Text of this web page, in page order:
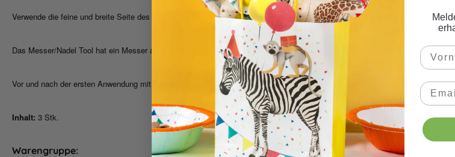
Verwende die feine und breite Seite des Quilting Tools zur Herstellung gepunkteter oder gestreifter Designs.
Das Messer/Nadel Tool hat ein Messer auf der einen und eine Nadel auf der anderen Seite. Verwende das Messer zum
Vor und nach der ersten Anwendung mit Wasser und Spülmittel reinigen. Gut abspülen und abtrocknen.
Inhalt: 3 Stk.
Warengruppe: Backen & Tortendeko